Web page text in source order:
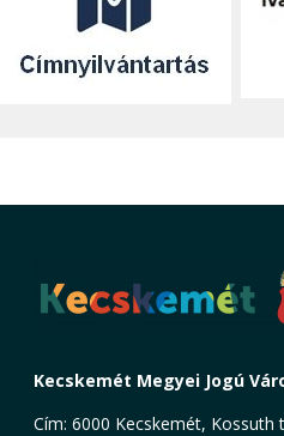
Kecskemét Megyei Jogú
Cím: 6000 Kecskemét, Kossuth